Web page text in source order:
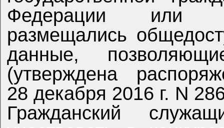
Федерации или муниципальной
размещались
данные, позволяющие его идентифицировать
(утверждена
28 декабря
Гражданский служащий, изъявивший желание